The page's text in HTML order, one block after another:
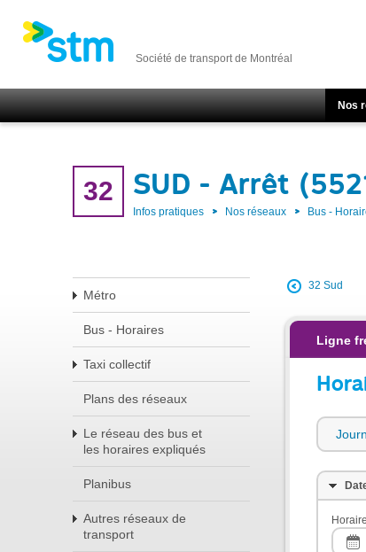
Société de transport de Montréal
Nos
32 SUD - Arrêt
Infos pratiques Nos réseaux Bus -
Métro
Bus - Horaires
Taxi collectif
Plans des réseaux
Le réseau des bus et
les horaires expliqués
Planibus
Autres réseaux de
transport
32 Sud
Ligne